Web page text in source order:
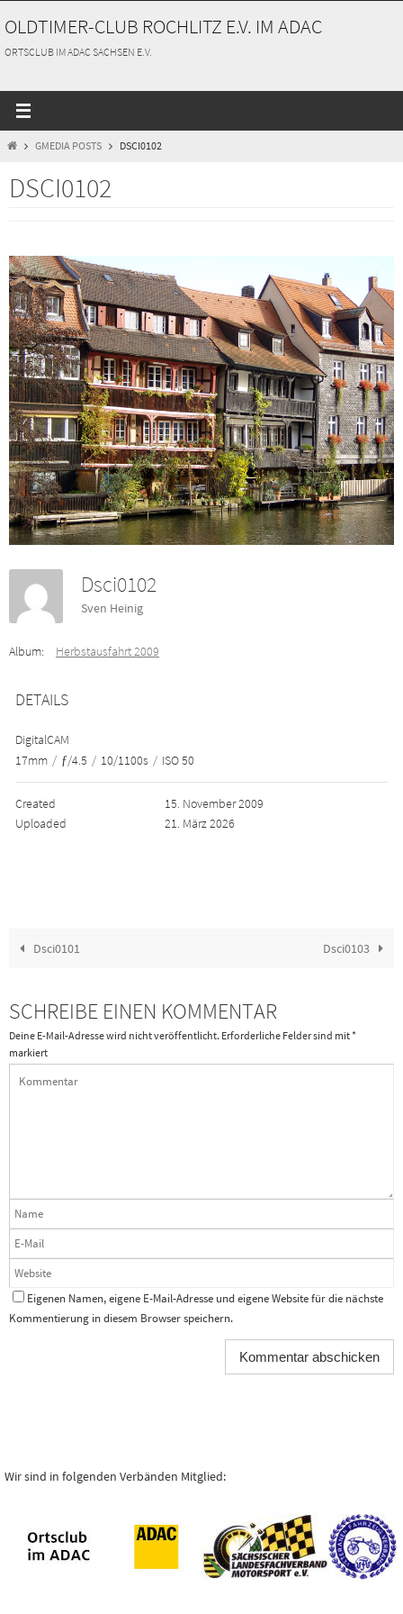
Inhalt
springen
OLDTIMER-CLUB ROCHLITZ E.V. IM ADAC
ORTSCLUB IM ADAC SACHSEN E.V.
STARTGMEDIA POSTS DSCI0102
DSCI0102
Dsci0102
Sven Heinig
Album: Herbstausfahrt 2009
DETAILS
DigitalCAM
17mm / ƒ/4.5 / 10/1100s / ISO 50
Created
15. November 2009
Uploaded
21. März 2026
Dsci0101 Dsci0103
SCHREIBE EINEN KOMMENTAR
Deine E-Mail-Adresse wird nicht veröffentlicht. Erforderliche Felder sind mit*
markiert
Eigenen Namen, eigene E-Mail-Adresse und eigene Website für die nächste
Kommentierung in diesem Browser speichern.
Wir sind in folgenden Verbänden Mitglied: